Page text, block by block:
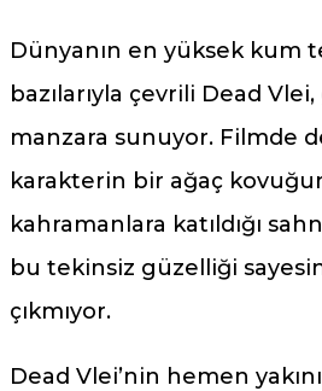
Dünyanın en yüksek kum
bazılarıyla çevrili Dead
manzara sunuyor. Filmde
karakterin bir ağaç
kahramanlara katıldığı
bu tekinsiz güzelliği
çıkmıyor.
Dead Vlei’nin hemen